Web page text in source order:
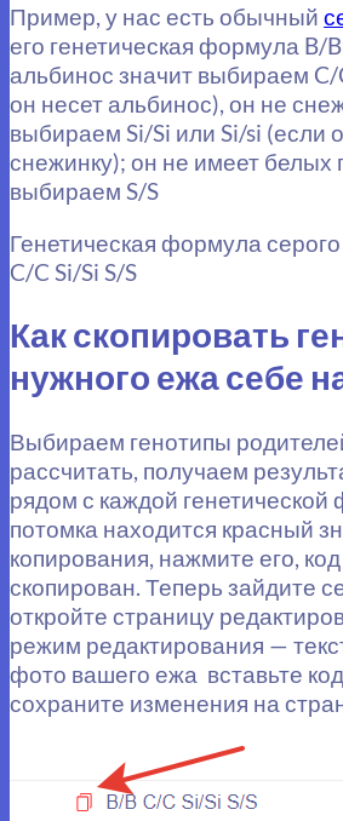
Пример, у нас есть обычный
его генетическая формула B/
альбинос значит выбираем
он несет альбинос), он не
выбираем Si/Si или Si/si (если
снежинку); он не имеет белых
выбираем S/S
Генетическая формула
C/C Si/Si S/S
Как скопировать
нужного ежа себе
Выбираем генотипы
рассчитать, получаем
рядом с каждой
потомка находится красный
копирования, нажмите его,
скопирован. Теперь зайдите
откройте страницу
режим редактирования —
фото вашего ежа вставьте
сохраните изменения на